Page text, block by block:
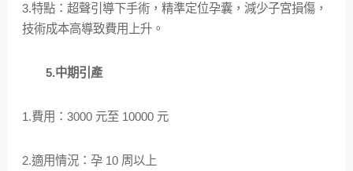
3.特點：超聲引導下手術，精準定位孕囊，減少子宮損傷，
技術成本高導致費用上升。
5.中期引產
1.費用：3000 元至 10000 元
2.適用情況：孕 10 周以上